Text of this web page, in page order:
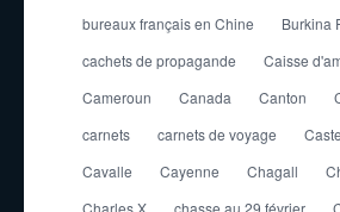
bureaux français en Chine
Burkina
cachets de propagande
Caisse
Cameroun
Canada Canton
carnets
carnets de voyage
Cavalle
Cayenne Chagall